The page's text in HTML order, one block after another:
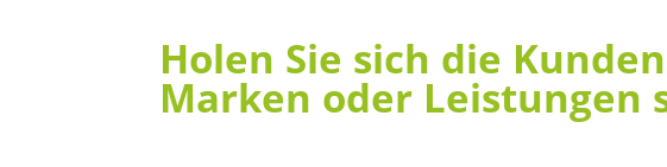
Holen Sie sich die
Marken oder Leistungen